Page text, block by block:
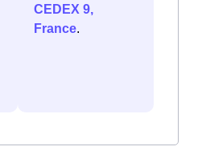
CEDEX 9,
France.